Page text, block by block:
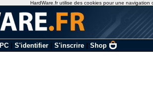
PC| S'identifier| S'inscrire| Shop
HardWare.fr utilise des cookies pour une